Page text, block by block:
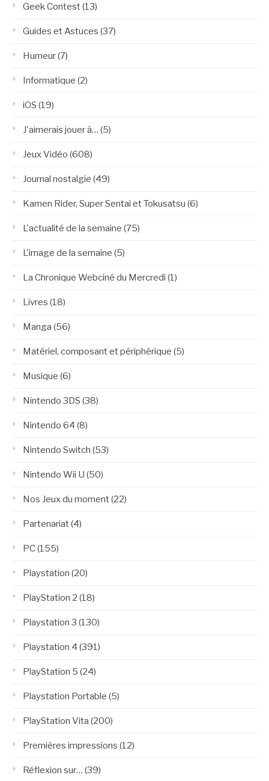
Geek Contest(13)
Guides et Astuces (37)
Humeur(7)
Informatique (2)
iOS (19)
J'aimerais jouer à… (5)
Jeux Vidéo (608)
Journal nostalgie (49)
Kamen Rider, Super Sentai et Tokusatsu (6)
L'actualité de la semaine (75)
L'image de la semaine (5)
La Chronique Webciné du Mercredi (1)
Livres (18)
Manga (56)
Matériel, composant et périphérique (5)
Musique (6)
Nintendo 3DS (38)
Nintendo 64 (8)
Nintendo Switch (53)
Nintendo Wii U (50)
Nos Jeux du moment(22)
Partenariat(4)
PC(155)
Playstation (20)
PlayStation 2 (18)
Playstation 3 (130)
Playstation 4 (391)
PlayStation 5 (24)
Playstation Portable (5)
PlayStation Vita (200)
Premières impressions (12)
Réflexion sur… (39)